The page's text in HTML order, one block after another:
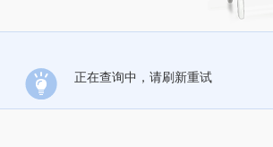
正在查询中，请刷新重试